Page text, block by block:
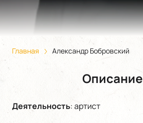
Главная Александр Бобровский
Описание
Деятельность:артист